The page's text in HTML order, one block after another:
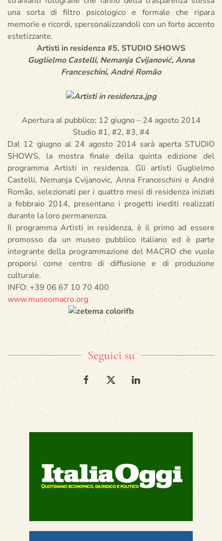
una sorta di filtro psicologico e formale che ripara
memorie e ricordi, spersonalizzandoli con un forte accento
estetizzante.
Artisti in residenza #5. STUDIO SHOWS
Guglielmo Castelli, Nemanja Cvijanović, Anna
Franceschini, André Romão
Apertura al pubblico: 12 giugno – 24 agosto 2014
Studio #1, #2, #3, #4
Dal 12 giugno al 24 agosto 2014 sarà aperta STUDIO
SHOWS, la mostra finale della quinta edizione del
programma Artisti in residenza. Gli artisti Guglielmo
Castelli, Nemanja Cvijanovic, Anna Franceschini e André
Romão, selezionati per i quattro mesi di residenza iniziati
a febbraio 2014, presentano i progetti inediti realizzati
durante la loro permanenza.
Il programma Artisti in residenza, è il primo ad essere
promosso da un museo pubblico italiano ed è parte
integrante della programmazione del MACRO che vuole
proporsi come centro di diffusione e di produzione
culturale.
INFO: +39 06 67 10 70 400
www.museomacro.org
Seguici su